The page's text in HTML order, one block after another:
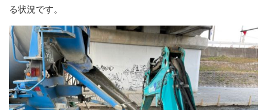
る状況です。